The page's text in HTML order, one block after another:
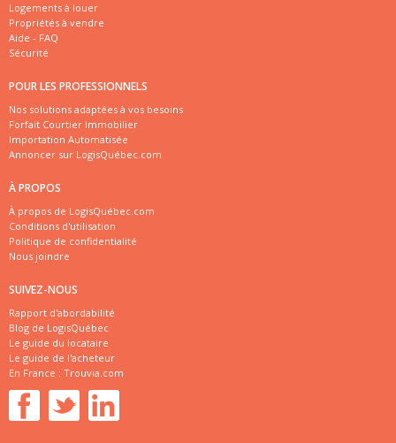
Logements à louer
Propriétés à vendre
Aide - FAQ
Sécurité
POUR LES PROFESSIONNELS
Nos solutions adaptées à vos besoins
Forfait Courtier Immobilier
Importation Automatisée
Annoncer sur LogisQuébec.com
À PROPOS
À propos de LogisQuébec.com
Conditions d'utilisation
Politique de confidentialité
Nous joindre
SUIVEZ-NOUS
Rapport d'abordabilité
Blog de LogisQuébec
Le guide du locataire
Le guide de l'acheteur
En France : Trouvia.com